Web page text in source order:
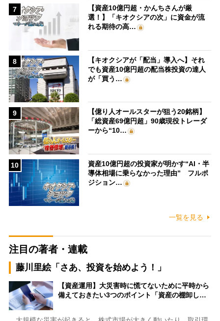
7
【資産10億円超・かんちさんが厳
選！】「キオクシアの次」に資金が流
れる期待の高…
8
【キオクシアが「配当」導入へ】それ
でも資産10億円超の配当株投資の達人
が「買う…
9
【億り人オールスターが狙う20銘柄】
「総資産69億円超」90歳現役トレーダ
ーから“10…
10
資産10億円超の投資家が明かす“AI・半
導体相場に乗らなかった理由” フルポ
ジション…
一覧を見る
注目の著者・連載
藤川里絵「さあ、投資を始めよう！」
【資産運用】大災害時に慌てないために平時から
備えておきたい3つのポイント「資産の棚卸し…